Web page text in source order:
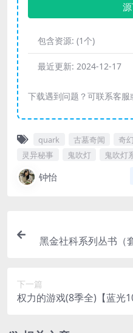
包含资源: (1个)
最近更新: 2024-12-17
下载遇到问题？可联系客服
quark 古墓奇闻 奇
灵异秘事
鬼吹灯 鬼吹灯
钟怡
黑金社科系列丛书（
下一篇
权力的游戏(8季全)【蓝光